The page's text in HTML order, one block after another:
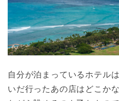
自分が泊まっているホテル
いだ行ったあの店はどこか